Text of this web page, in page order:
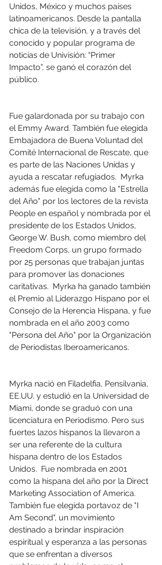
Unidos, México y muchos países
latinoamericanos. Desde la pantalla
chica de la televisión, y a través del
conocido y popular programa de
noticias de Univisión: “Primer
Impacto”, se ganó el corazón del
público.
Fue galardonada por su trabajo con
el Emmy Award. También fue elegida
Embajadora de Buena Voluntad del
Comité Internacional de Rescate, que
es parte de las Naciones Unidas y
ayuda a rescatar refugiados.  Myrka
además fue elegida como la "Estrella
del Año" por los lectores de la revista
People en español y nombrada por el
presidente de los Estados Unidos,
George W. Bush, como miembro del
Freedom Corps, un grupo formado
por 25 personas que trabajan juntas
para promover las donaciones
caritativas.  Myrka ha ganado también
el Premio al Liderazgo Hispano por el
Consejo de la Herencia Hispana, y fue
nombrada en el año 2003 como
"Persona del Año" por la Organización
de Periodistas Iberoamericanos.
Myrka nació en Filadelfia, Pensilvania,
EE.UU. y estudió en la Universidad de
Miami, donde se graduó con una
licenciatura en Periodismo. Pero sus
fuertes lazos hispanos la llevaron a
ser una referente de la cultura
hispana dentro de los Estados
Unidos.  Fue nombrada en 2001
como la hispana del año por la Direct
Marketing Association of America.
También fue elegida portavoz de "I
Am Second", un movimiento
destinado a brindar inspiración
espiritual y esperanza a las personas
que se enfrentan a diversos